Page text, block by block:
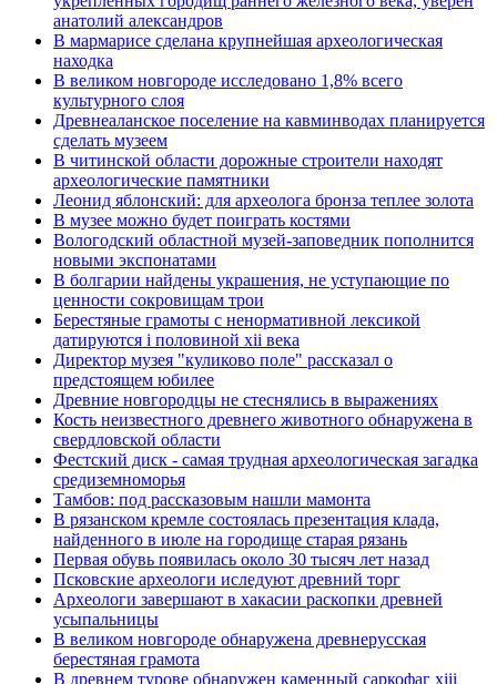
анатолий александров
В мармарисе сделана крупнейшая археологическая
находка
В великом новгороде исследовано 1,8% всего
культурного слоя
Древнеаланское поселение на кавминводах планируется
сделать музеем
В читинской области дорожные строители находят
археологические памятники
Леонид яблонский: для археолога бронза теплее золота
В музее можно будет поиграть костями
Вологодский областной музей-заповедник пополнится
новыми экспонатами
В болгарии найдены украшения, не уступающие по
ценности сокровищам трои
Берестяные грамоты с ненормативной лексикой
датируются i половиной xii века
Директор музея "куликово поле" рассказал о
предстоящем юбилее
Древние новгородцы не стеснялись в выражениях
Кость неизвестного древнего животного обнаружена в
свердловской области
Фестский диск - самая трудная археологическая загадка
средиземноморья
Тамбов: под рассказовым нашли мамонта
В рязанском кремле состоялась презентация клада,
найденного в июле на городище старая рязань
Первая обувь появилась около 30 тысяч лет назад
Псковские археологи иследуют древний торг
Археологи завершают в хакасии раскопки древней
усыпальницы
В великом новгороде обнаружена древнерусская
берестяная грамота
В древнем турове обнаружен каменный саркофаг xiii